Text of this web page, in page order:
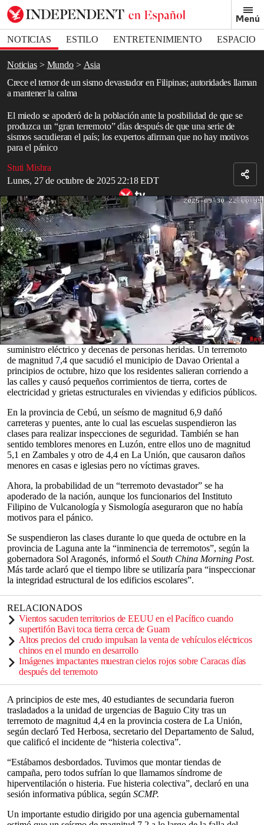
Menú
NOTICIAS ESTILO ENTRETENIMIENTO
ESPACIO
DEPORTES
Noticias Mundo
Asia
Crece el temor de un sismo devastador en Filipinas; autoridades llaman
a mantener la calma
El miedo se apoderó de la población ante la posibilidad de que se
produzca un “gran terremoto” días después de que una serie de
sismos sacudieran el país; los expertos afirman que no hay motivos
para el pánico
Stuti Mishra
Lunes, 27 de octubre de 2025 22:18 EDT
Bookmark popover
Removed from bookmarks
Close popover
seconds
seconds
Sismo en Filipinas sacude viviendas mientras familias buscan refugio
juntas
Read in English
Las autoridadesfilipinasinstaron a la calma después de que el
pánico se apoderara de los ciudadanos ante la posibilidad
“inminente” de un terremoto de gran magnitud, mientras la nación
se recupera de una serie de sismos que han causado daños
generalizados en las últimas semanas.
Solo en el último mes, fuertesterremotos
sacudieron varias zonas
de Filipinas y provocaron daños en edificios, interrupción del
suministro eléctrico y decenas de personas heridas. Un terremoto
de magnitud 7,4 que sacudió el municipio de Davao Oriental a
principios de octubre, hizo que los residentes salieran corriendo a
las calles y causó pequeños corrimientos de tierra, cortes de
electricidad y grietas estructurales en viviendas y edificios públicos.
En la provincia de Cebú, un seísmo de magnitud 6,9 dañó
carreteras y puentes, ante lo cual las escuelas suspendieron las
clases para realizar inspecciones de seguridad. También se han
sentido temblores menores en Luzón, entre ellos uno de magnitud
5,1 en Zambales y otro de 4,4 en La Unión, que causaron daños
menores en casas e iglesias pero no víctimas graves.
Ahora, la probabilidad de un “terremoto devastador” se ha
apoderado de la nación, aunque los funcionarios del Instituto
Filipino de Vulcanología y Sismología aseguraron que no había
motivos para el pánico.
Se suspendieron las clases durante lo que queda de octubre en la
provincia de Laguna ante la “inminencia de terremotos”, según la
gobernadora Sol Aragonés, informó el South China Morning Post.
Más tarde aclaró que el tiempo libre se utilizaría para “inspeccionar
la integridad estructural de los edificios escolares”.
RELACIONADOS
Vientos sacuden territorios de EEUU en el Pacífico cuando
supertifón Bavi toca tierra cerca de Guam
Altos precios del crudo impulsan la venta de vehículos eléctricos
chinos en el mundo en desarrollo
Imágenes impactantes muestran cielos rojos sobre Caracas días
después del terremoto
A principios de este mes, 40 estudiantes de secundaria fueron
trasladados a la unidad de urgencias de Baguio City tras un
terremoto de magnitud 4,4 en la provincia costera de La Unión,
según declaró Ted Herbosa, secretario del Departamento de Salud,
que calificó el incidente de “histeria colectiva”.
“Estábamos desbordados. Tuvimos que montar tiendas de
campaña, pero todos sufrían lo que llamamos síndrome de
hiperventilación o histeria. Fue histeria colectiva”, declaró en una
sesión informativa pública, según SCMP.
Un importante estudio dirigido por una agencia gubernamental